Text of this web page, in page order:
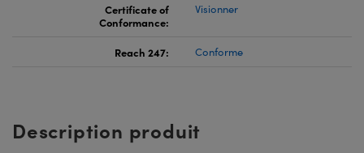
Certificate of
Conformance:
Visionner
Reach 247: Conforme
Description produit